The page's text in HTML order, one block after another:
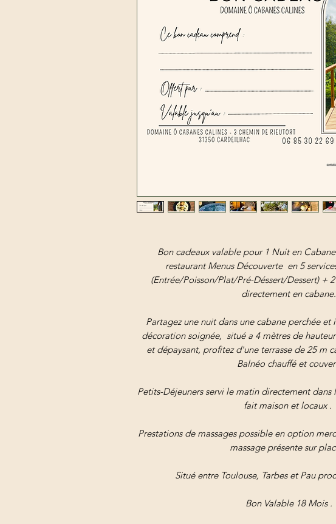
Bon cadeaux valable pour 1 Nuit en
restaurant Menus Découverte en 5
(Entrée/Poisson/Plat/Pré-Déssert/Dessert) +
directement en cabane.
Partagez une nuit dans une cabane perchée et
décoration soignée, situé a 4 mètres de
et dépaysant, profitez d'une terrasse de 25 m
Balnéo chauffé et
Petits-Déjeuners servi le matin directement
fait maison et locaux .
Prestations de massages possible en option
massage présente sur
Situé entre Toulouse, Tarbes et Pau
Bon Valable 18 Mois .